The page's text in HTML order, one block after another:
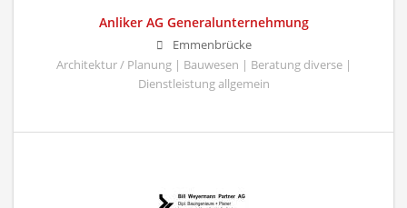
Anliker AG Generalunternehmung
Emmenbrücke
Architektur / Planung | Bauwesen | Beratung diverse |
Dienstleistung allgemein